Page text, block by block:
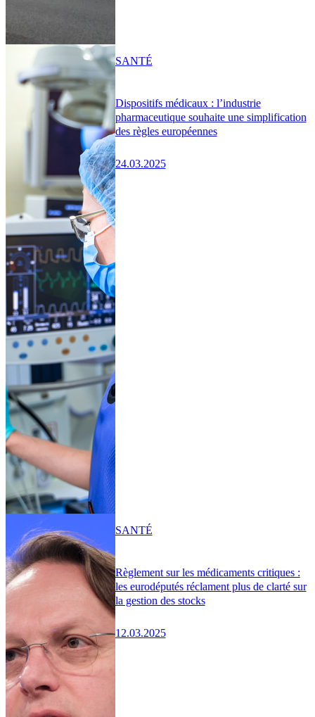
Dispositifs médicaux : l’industrie
pharmaceutique souhaite une simplification
des règles européennes
24.03.2025
SANTÉ
Règlement sur les médicaments critiques :
les eurodéputés réclament plus de clarté sur
la gestion des stocks
12.03.2025
SANTÉ